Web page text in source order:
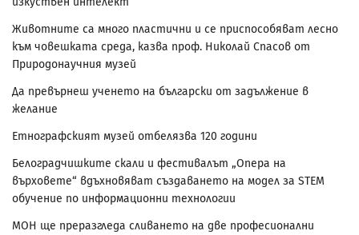
Животните са много пластични и се приспособяват лесно
към човешката среда, казва проф. Николай Спасов от
Природонаучния музей
Да превърнеш ученето на български от задължение в
желание
Етнографският музей отбелязва 120 години
Белоградчишките скали и фестивалът „Опера на
върховете“ вдъхновяват създаването на модел за STEM
обучение по информационни технологии
МОН ще преразгледа сливането на две професионални